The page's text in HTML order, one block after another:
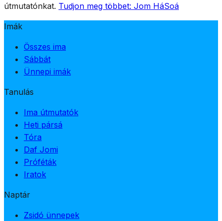
útmutatónkat. Tudjon meg többet: Jom HáSoá
Imák
Összes ima
Sábbát
Ünnepi imák
Tanulás
Ima útmutatók
Heti pársá
Tóra
Daf Jomi
Próféták
Iratok
Naptár
Zsidó ünnepek